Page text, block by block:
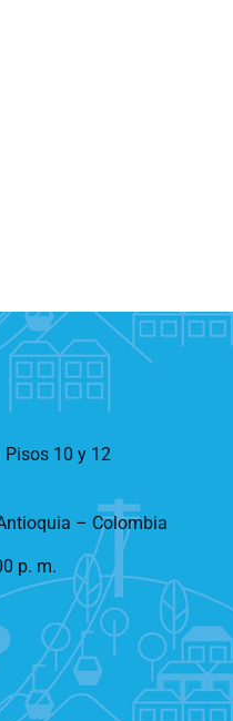
10 y 12
– Colombia
p. m.